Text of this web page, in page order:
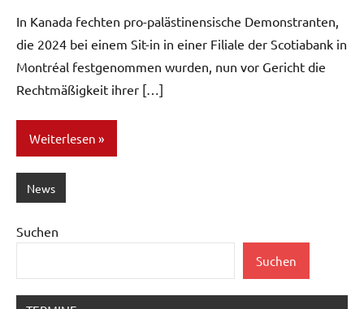
In Kanada fechten pro-palästinensische Demonstranten,
die 2024 bei einem Sit-in in einer Filiale der Scotiabank in
Montréal festgenommen wurden, nun vor Gericht die
Rechtmäßigkeit ihrer […]
Weiterlesen
News
Suchen
Suchen